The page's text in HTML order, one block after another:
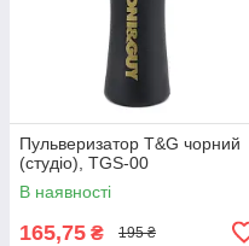
Пульверизатор T&G чорний
(студіо), TGS-00
В наявності
165,75 ₴ 195 ₴